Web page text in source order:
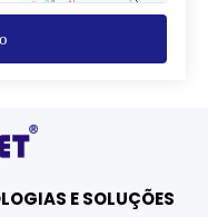
E SOLUÇÕES